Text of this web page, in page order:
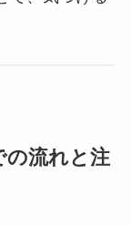
の流れと注